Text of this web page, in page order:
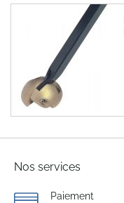
233,66 €
194,72 €
Nos services
Paiement